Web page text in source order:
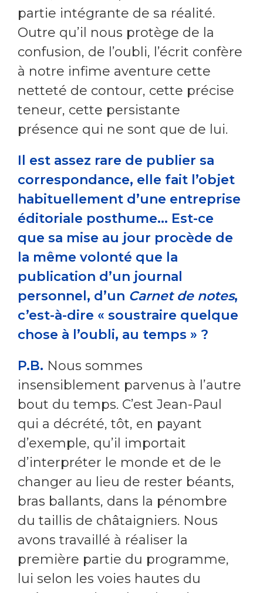
partie intégrante de sa réalité.
Outre qu’il nous protège de la
confusion, de l’oubli, l’écrit confère
à notre infime aventure cette
netteté de contour, cette précise
teneur, cette persistante
présence qui ne sont que de lui.
Il est assez rare de publier sa
correspondance, elle fait l’objet
habituellement d’une entreprise
éditoriale posthume... Est-ce
que sa mise au jour procède de
la même volonté que la
publication d’un journal
personnel, d’un Carnet de notes,
c’est-à-dire « soustraire quelque
chose à l’oubli, au temps » ?
P.B. Nous sommes
insensiblement parvenus à l’autre
bout du temps. C’est Jean-Paul
qui a décrété, tôt, en payant
d’exemple, qu’il importait
d’interpréter le monde et de le
changer au lieu de rester béants,
bras ballants, dans la pénombre
du taillis de châtaigniers. Nous
avons travaillé à réaliser la
première partie du programme,
lui selon les voies hautes du